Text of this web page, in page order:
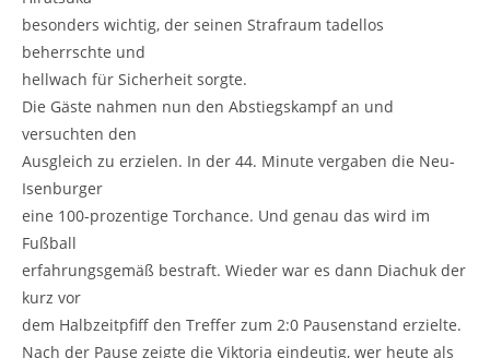
besonders wichtig, der seinen Strafraum tadellos
beherrschte und
hellwach für Sicherheit sorgte.
Die Gäste nahmen nun den Abstiegskampf an und
versuchten den
Ausgleich zu erzielen. In der 44. Minute vergaben die Neu-
Isenburger
eine 100-prozentige Torchance. Und genau das wird im
Fußball
erfahrungsgemäß bestraft. Wieder war es dann Diachuk der
kurz vor
dem Halbzeitpfiff den Treffer zum 2:0 Pausenstand erzielte.
Nach der Pause zeigte die Viktoria eindeutig, wer heute als